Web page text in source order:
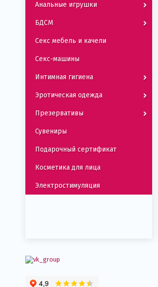
Анальные игрушки
БДСМ
Секс мебель и качели
Секс-машины
Интимная гигиена
Эротическая одежда
Презервативы
Сувениры
Подарочный сертификат
Косметика для лица
Электростимуляция